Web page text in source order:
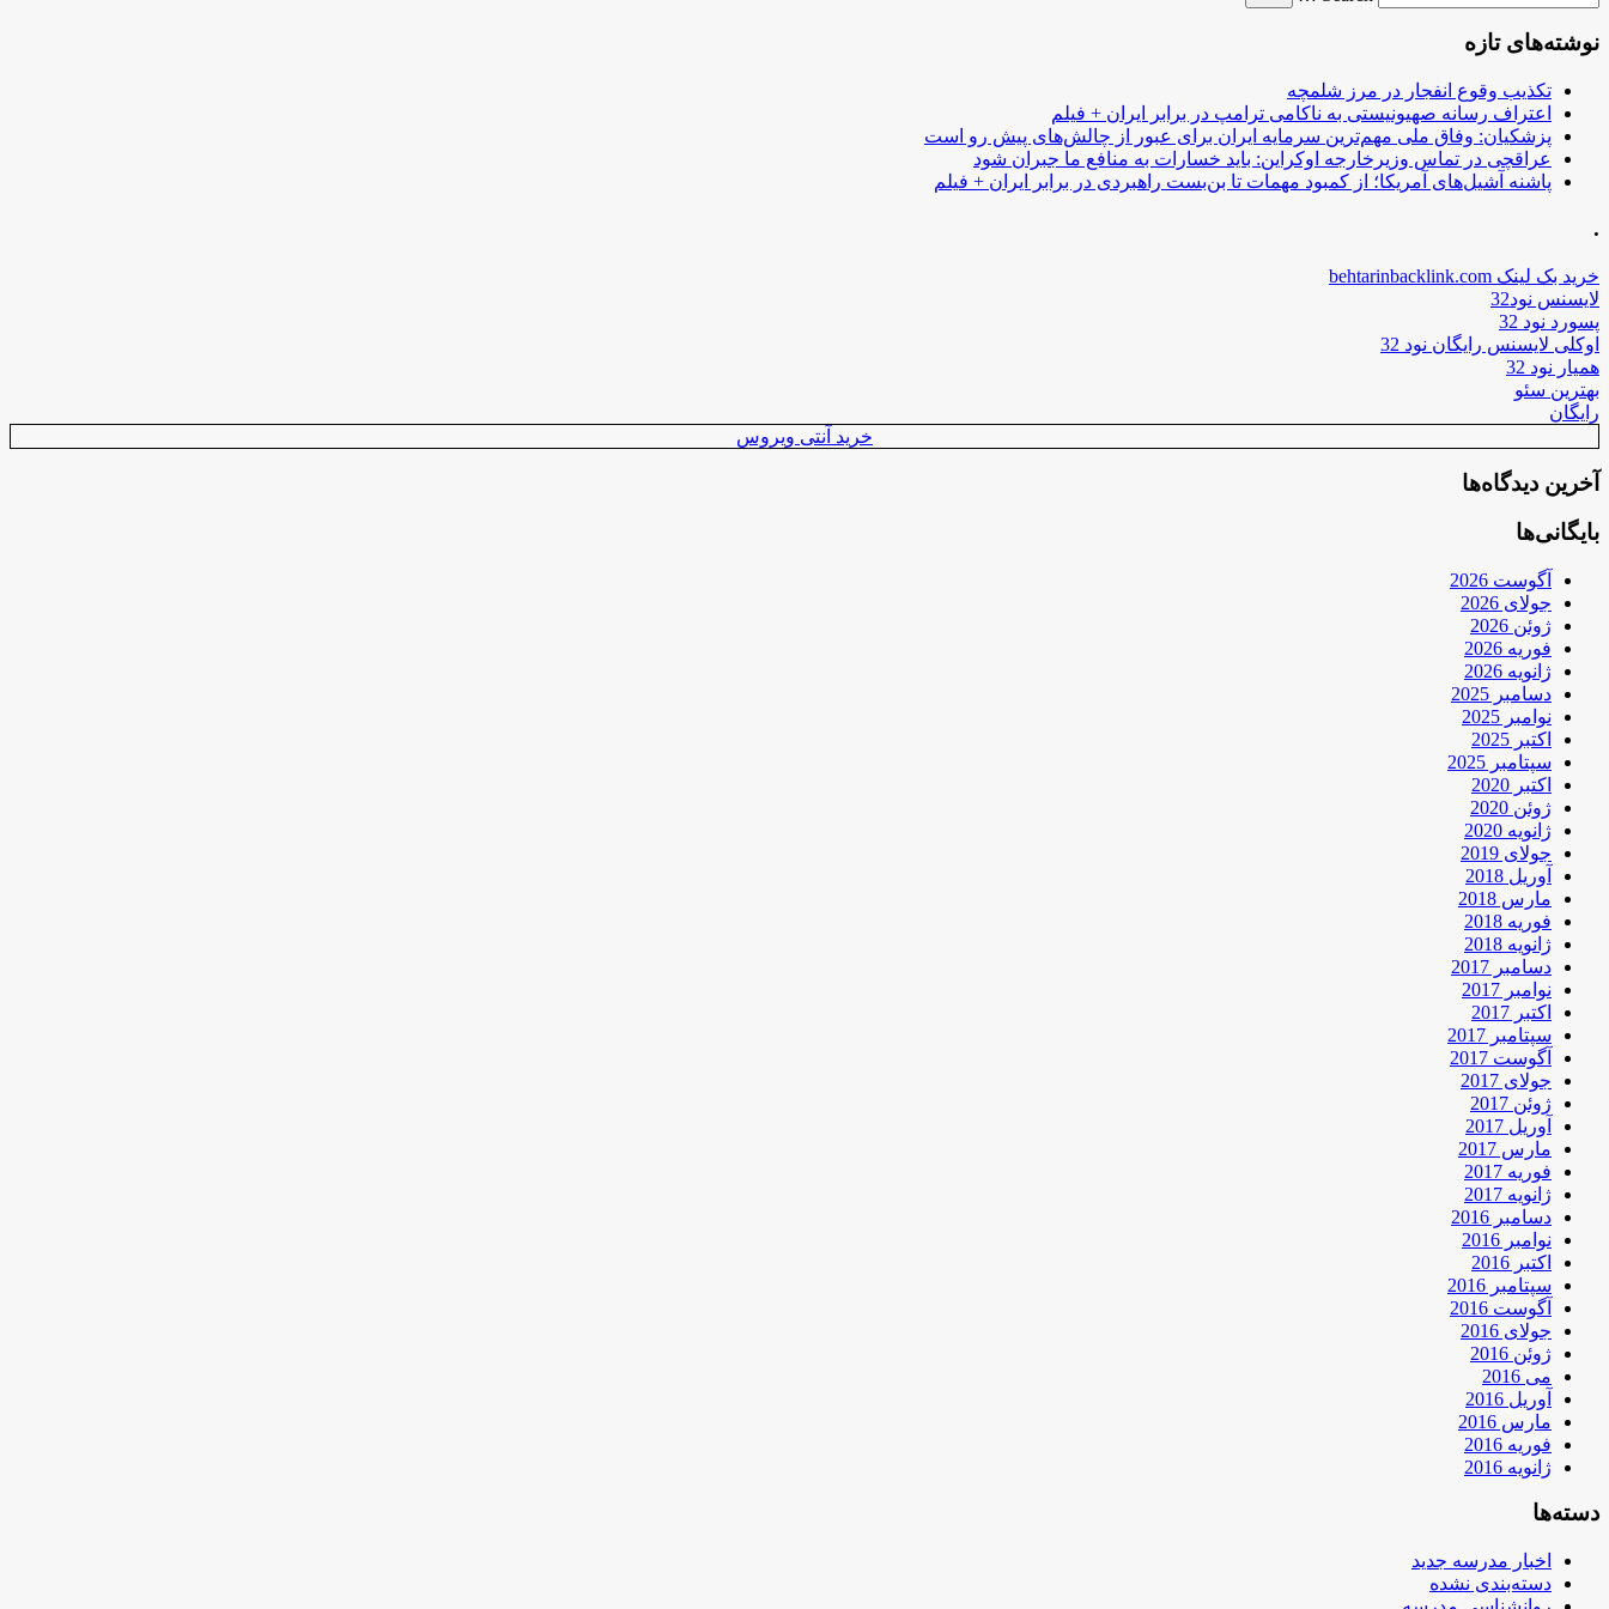
نوشته‌های تازه
تکذیب وقوع انفجار در مرز شلمچه
اعتراف رسانه صهیونیستی به ناکامی ترامپ در برابر ایران + فیلم
پزشکیان: وفاق ملی مهم‌ترین سرمایه ایران برای عبور از چالش‌های پیش رو است
عراقچی در تماس وزیرخارجه اوکراین: باید خسارات به منافع ما جبران شود
پاشنه آشیل‌های آمریکا؛ از کمبود مهمات تا بن‌بست راهبردی در برابر ایران + فیلم
.
خرید بک لینک behtarinbacklink.com
لایسنس نود32
پسورد نود 32
اوکلی لایسنس رایگان نود 32
همیار نود 32
بهترین سئو
رایگان
خرید آنتی ویروس
آخرین دیدگاه‌ها
بایگانی‌ها
آگوست 2026
جولای 2026
ژوئن 2026
فوریه 2026
ژانویه 2026
دسامبر 2025
نوامبر 2025
اکتبر 2025
سپتامبر 2025
اکتبر 2020
ژوئن 2020
ژانویه 2020
جولای 2019
آوریل 2018
مارس 2018
فوریه 2018
ژانویه 2018
دسامبر 2017
نوامبر 2017
اکتبر 2017
سپتامبر 2017
آگوست 2017
جولای 2017
ژوئن 2017
آوریل 2017
مارس 2017
فوریه 2017
ژانویه 2017
دسامبر 2016
نوامبر 2016
اکتبر 2016
سپتامبر 2016
آگوست 2016
جولای 2016
ژوئن 2016
می 2016
آوریل 2016
مارس 2016
فوریه 2016
ژانویه 2016
دسته‌ها
اخبار مدرسه جدید
دسته‌بندی نشده